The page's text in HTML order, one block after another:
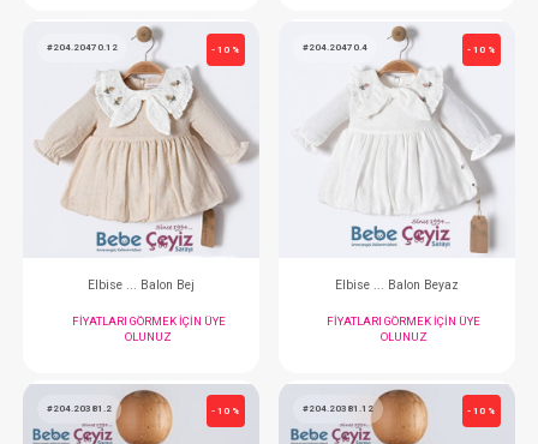
Elbise ... Beautiful Ekru
FIYATLARI GÖRMEK IÇIN ÜYE
OLUNUZ
Elbise ... Balon
FIYATLARI
OLUNUZ
#204.20470.12 #204.20470.4